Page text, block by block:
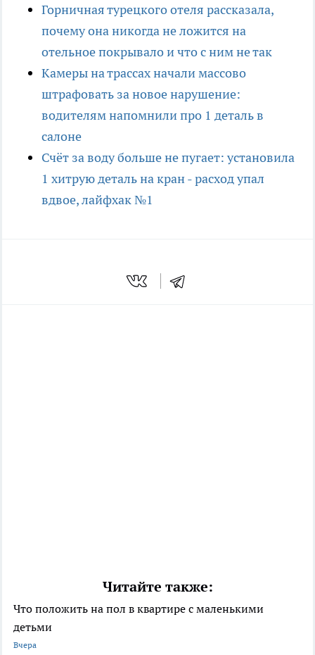
Горничная турецкого отеля рассказала,
почему она никогда не ложится на
отельное покрывало и что с ним не так
Камеры на трассах начали массово
штрафовать за новое нарушение:
водителям напомнили про 1 деталь в
салоне
Счёт за воду больше не пугает: установила
1 хитрую деталь на кран - расход упал
вдвое, лайфхак №1
Читайте также:
Что положить на пол в квартире с маленькими
детьми
Вчера